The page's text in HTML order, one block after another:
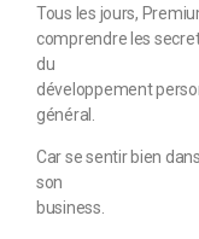
Tous les jours,
comprendre les
du
développement
général.
Car se sentir bien
son
business.